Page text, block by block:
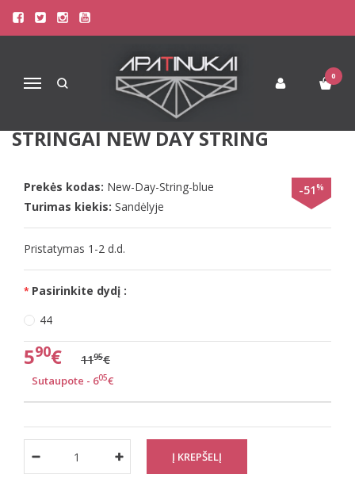
Navigacija
0
Pagrindinis Apatinis Trikotažas Moterims
Beedees 44(XXL) dydžio mėlynos spalvos dryžuoti moteriški stringai
BEEDEES 44(XXL) DYDŽIO MĖLYNOS
SPALVOS DRYŽUOTI MOTERIŠKI
STRINGAI NEW DAY STRING
-51%
Prekės kodas: New-Day-String-blue
Turimas kiekis: Sandėlyje
Pristatymas 1-2 d.d.
Pasirinkite dydį :
44
590€ 1195€
Sutaupote - 605€